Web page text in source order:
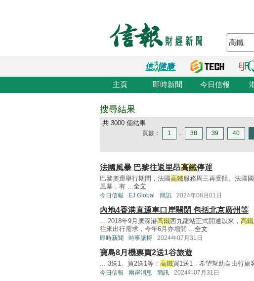
主頁 即時新聞 今日信報
搜尋結果
共 3000 個結果
頁數： 1 ... 38 39 40
法國風暴 巴黎往返里昂高鐵停運
巴黎奧運舉行期間，法國高鐵服務周三再受阻。法國
風暴，有 ...全文
今日信報 EJ Global 簡訊 2024年08月01日
內地4香港直通車口岸關閉 包括北京廣州等
... 2018年9月廣深港高鐵西九龍站正式開通以來， 高鐵
往來出行需求，今年6月亦增開 ...全文
即時新聞 時事脈搏 2024年07月31日
寶島8月機票買2送1谷旅遊
... 3送1、買2送1等； 高鐵買1送1，希望幫助自由行旅
今日信報 兩岸消息 簡訊 2024年07月31日